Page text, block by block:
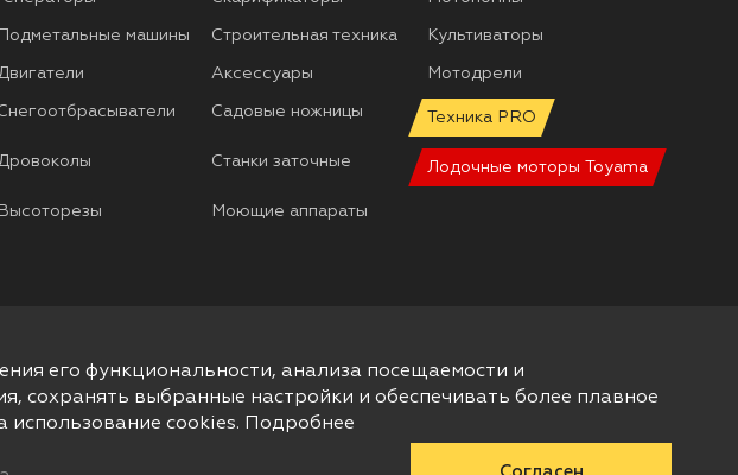
Подметальные машины Строительная техника Культиваторы
Аксессуары Мотодрели
Садовые ножницы Техника PRO
Станки заточные Лодочные моторы Toyama
Высоторезы Моющие аппараты
его функциональности, анализа посещаемости и
сохранять выбранные настройки и обеспечивать более плавное
использование cookies. Подробнее